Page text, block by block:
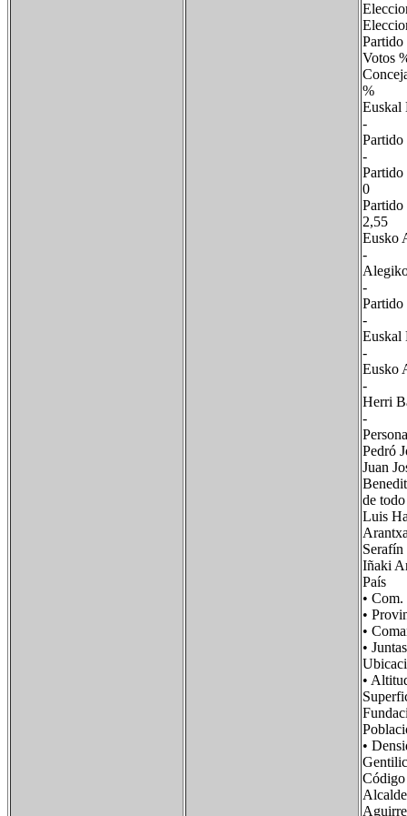
%
-
-
0
-
-
-
-
- -
- -
Pedró
Juan
de
Luis
Iñaki
País
•
•
•
•
•
•